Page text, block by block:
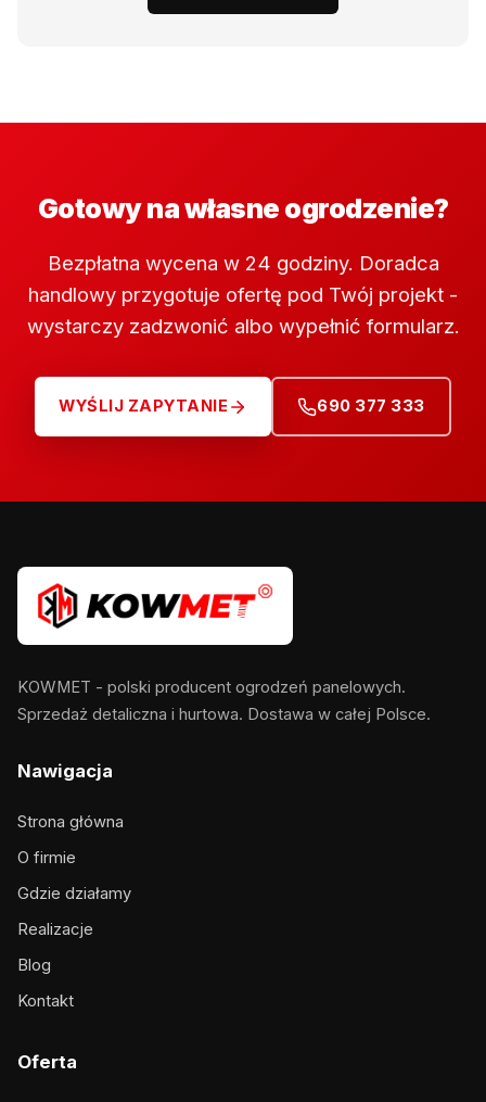
Gotowy na własne ogrodzenie?
Bezpłatna wycena w 24 godziny. Doradca
handlowy przygotuje ofertę pod Twój projekt -
wystarczy zadzwonić albo wypełnić formularz.
WYŚLIJ ZAPYTANIE 690 377 333
KOWMET - polski producent ogrodzeń panelowych.
Sprzedaż detaliczna i hurtowa. Dostawa w całej Polsce.
Nawigacja
Strona główna
O firmie
Gdzie działamy
Realizacje
Blog
Kontakt
Oferta